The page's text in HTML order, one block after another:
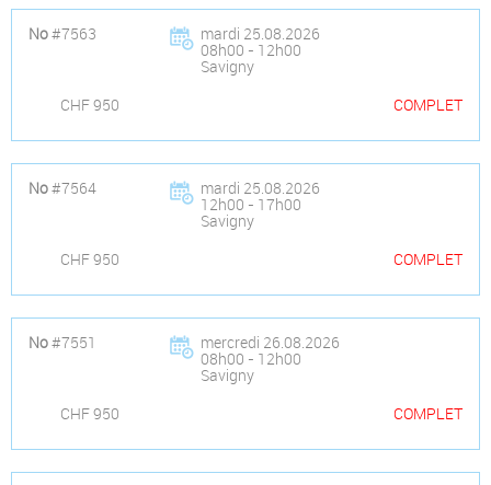
No#7563 mardi 25.08.2026
08h00 - 12h00
Savigny
CHF 950
COMPLET
No#7564 mardi 25.08.2026
12h00 - 17h00
Savigny
CHF 950
COMPLET
No#7551 mercredi 26.08.2026
08h00 - 12h00
Savigny
CHF 950
COMPLET